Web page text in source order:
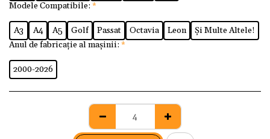
Modele Compatibile: *
A3 A4 A5 Golf Passat Octavia Leon
Și Multe Altele!
Anul de fabricație al mașinii: *
2000-2026